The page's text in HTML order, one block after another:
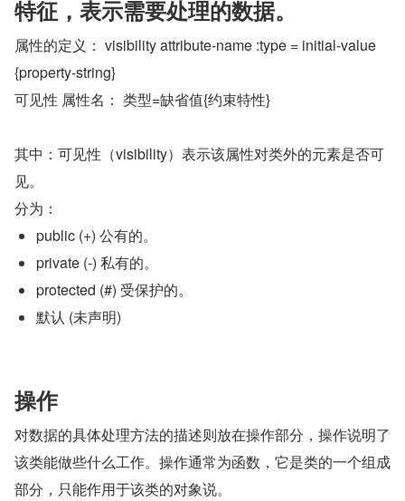
特征，表示需要处理的数据。
属性的定义： visibility attribute-name :type = initial-value
{property-string}
可见性 属性名： 类型=缺省值{约束特性}
其中：可见性（visibility）表示该属性对类外的元素是否可
见。
分为：
public (+) 公有的。
private (-) 私有的。
protected (#) 受保护的。
默认 (未声明)
操作
对数据的具体处理方法的描述则放在操作部分，操作说明了
该类能做些什么工作。操作通常为函数，它是类的一个组成
部分，只能作用于该类的对象说。